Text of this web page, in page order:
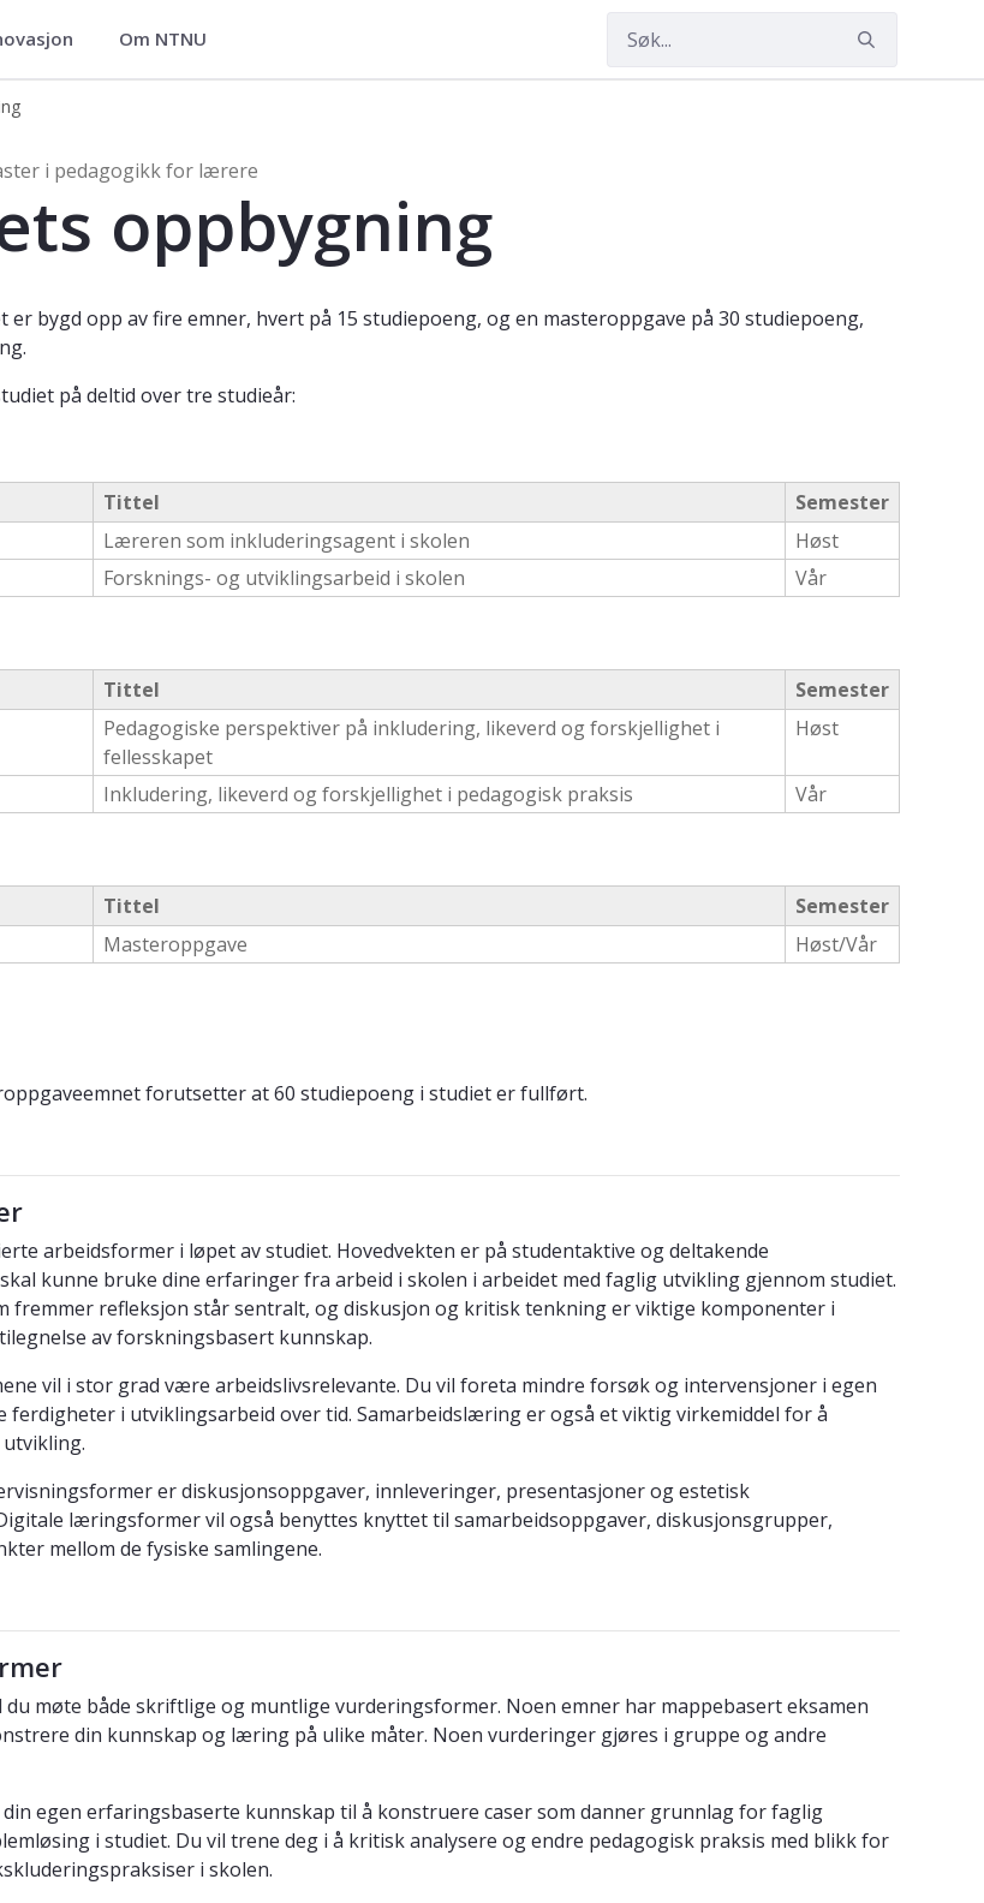
Om NTNU
i pedagogikk for lærere
oppbygning
bygd opp av fire emner, hvert på 15 studiepoeng, og en masteroppgave på 30 studiepoeng,
på deltid over tre studieår:
Tittel
Semester
Læreren som inkluderingsagent i skolen
Høst
Forsknings- og utviklingsarbeid i skolen Vår
Tittel
Semester
Pedagogiske perspektiver på inkludering, likeverd og forskjellighet i
fellesskapet
Høst
Inkludering, likeverd og forskjellighet i pedagogisk praksis Vår
Tittel
Semester
Masteroppgave Høst/Vår
forutsetter at 60 studiepoeng i studiet er fullført.
arbeidsformer i løpet av studiet. Hovedvekten er på studentaktive og deltakende
kunne bruke dine erfaringer fra arbeid i skolen i arbeidet med faglig utvikling gjennom studiet.
fremmer refleksjon står sentralt, og diskusjon og kritisk tenkning er viktige komponenter i
av forskningsbasert kunnskap.
vil i stor grad være arbeidslivsrelevante. Du vil foreta mindre forsøk og intervensjoner i egen
ferdigheter i utviklingsarbeid over tid. Samarbeidslæring er også et viktig virkemiddel for å
er diskusjonsoppgaver, innleveringer, presentasjoner og estetisk
læringsformer vil også benyttes knyttet til samarbeidsoppgaver, diskusjonsgrupper,
mellom de fysiske samlingene.
du møte både skriftlige og muntlige vurderingsformer. Noen emner har mappebasert eksamen
din kunnskap og læring på ulike måter. Noen vurderinger gjøres i gruppe og andre
egen erfaringsbaserte kunnskap til å konstruere caser som danner grunnlag for faglig
i studiet. Du vil trene deg i å kritisk analysere og endre pedagogisk praksis med blikk for
i skolen.